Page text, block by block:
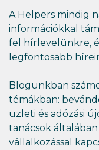
A Helpers mindig
információkkal
fel hírlevelünkre,
legfontosabb
Blogunkban
témákban:
üzleti és adózási
tanácsok
vállalkozással